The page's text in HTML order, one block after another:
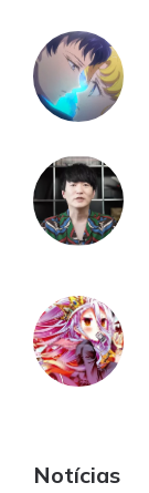
Notícias